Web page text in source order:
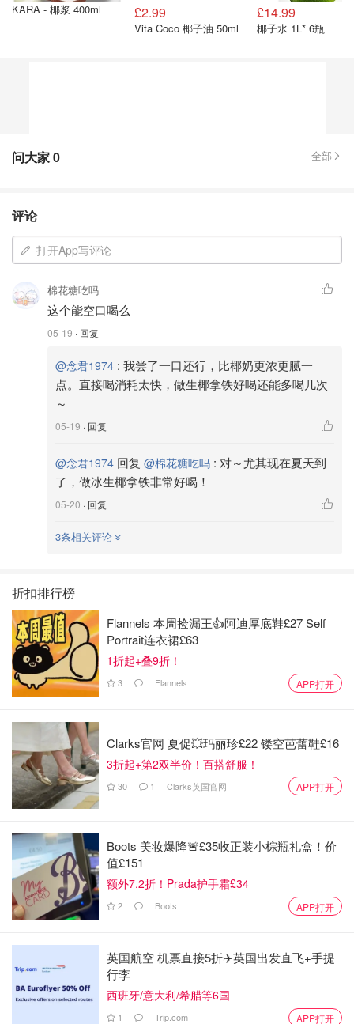
KARA - 椰浆 400ml £2.99
Vita Coco 椰子油 50ml
£14.99
椰子水 1L* 6瓶
问大家0 全部
评论
打开App写评论
棉花糖吃吗
这个能空口喝么
05-19 · 回复
@念君1974 : 我尝了一口还行，比椰奶更浓更腻一
点。直接喝消耗太快，做生椰拿铁好喝还能多喝几次
～
05-19 · 回复
@念君1974 回复 @棉花糖吃吗 : 对～尤其现在夏天到
了，做冰生椰拿铁非常好喝！
05-20 · 回复
3条相关评论
折扣排行榜
Flannels 本周捡漏王👍阿迪厚底鞋£27 Self
Portrait连衣裙£63
1折起+叠9折！
3 Flannels APP打开
Clarks官网 夏促💥玛丽珍£22 镂空芭蕾鞋£16
3折起+第2双半价！百搭舒服！
30 1 Clarks英国官网 APP打开
Boots 美妆爆降🚨£35收正装小棕瓶礼盒！价
值£151
额外7.2折！Prada护手霜£34
2 Boots APP打开
英国航空 机票直接5折✈️英国出发直飞+手提
行李
西班牙/意大利/希腊等6国
1 Trip.com APP打开